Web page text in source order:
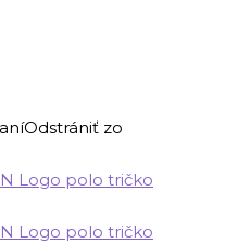
Odstrániť zo